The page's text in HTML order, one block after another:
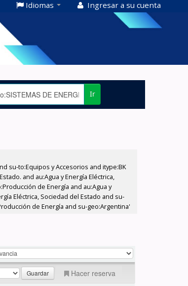
Idiomas Ingresar a su cuenta
Ir
su-to:Equipos y Accesorios and itype:BK
and au:Agua y Energía Eléctrica,
de Energía and au:Agua y
Eléctrica, Sociedad del Estado and su-
de Energía and su-geo:Argentina'
Hacer reserva